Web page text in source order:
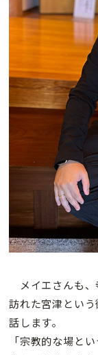
メイエさんも、
訪れた宮津とい
話します。
「宗教的な場と